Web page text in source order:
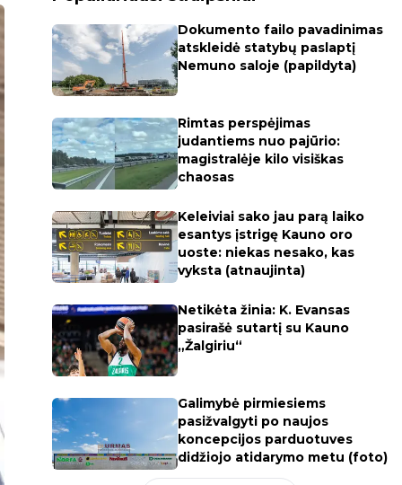
Dokumento failo pavadinimas
atskleidė statybų paslaptį
Nemuno saloje (papildyta)
Rimtas perspėjimas
judantiems nuo pajūrio:
magistralėje kilo visiškas
chaosas
Keleiviai sako jau parą laiko
esantys įstrigę Kauno oro
uoste: niekas nesako, kas
vyksta (atnaujinta)
Netikėta žinia: K. Evansas
pasirašė sutartį su Kauno
„Žalgiriu“
Galimybė pirmiesiems
pasižvalgyti po naujos
koncepcijos parduotuves
didžiojo atidarymo metu (foto)